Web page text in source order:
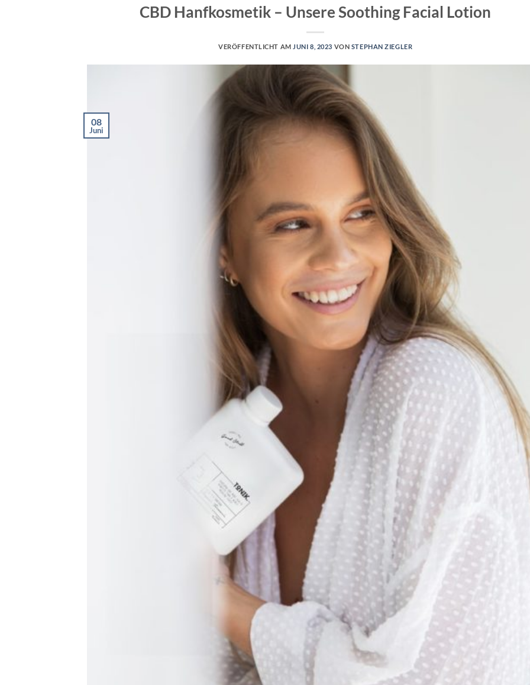
CBD Hanfkosmetik – Unsere Soothing Facial Lotion
VERÖFFENTLICHT AM JUNI 8, 2023 VON STEPHAN ZIEGLER
08
Juni